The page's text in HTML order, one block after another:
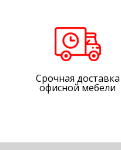
Срочная доставка
офисной мебели